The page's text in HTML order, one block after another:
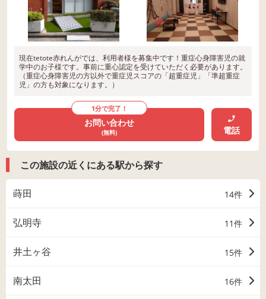
現在tetote赤れんがでは、利用者様を募集中です！重症心身障害児の就
学中のお子様です。事前に重心認定を受けていただく必要があります。
（重症心身障害児の方以外で重症児スコアの「超重症児」「準超重症
児」の方も対象になります。）
1分で完了！
お問い合わせ
(無料) 電話
この施設の近くにある駅から探す
蒔田 14件
弘明寺 11件
井土ヶ谷 15件
南太田 16件